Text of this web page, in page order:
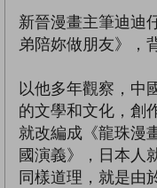
新晉漫畫主筆迪迪
弟陪妳做朋友》，
以他多年觀察，中
的文學和文化，創
就改編成《龍珠漫
國演義》，日本人
同樣道理，就是由